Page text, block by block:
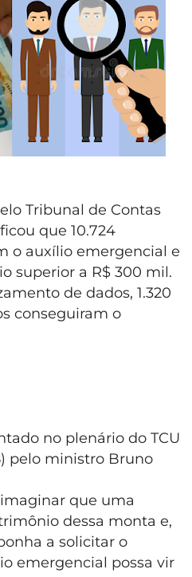
Tribunal de Contas
que 10.724
o auxílio emergencial e
superior a R$ 300 mil.
de dados, 1.320
conseguiram o
no plenário do TCU
pelo ministro Bruno
que uma
dessa monta e,
a solicitar o
emergencial possa vir